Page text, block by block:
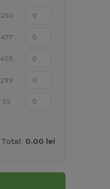
250
477
405
299
55
Total: 0.00 lei